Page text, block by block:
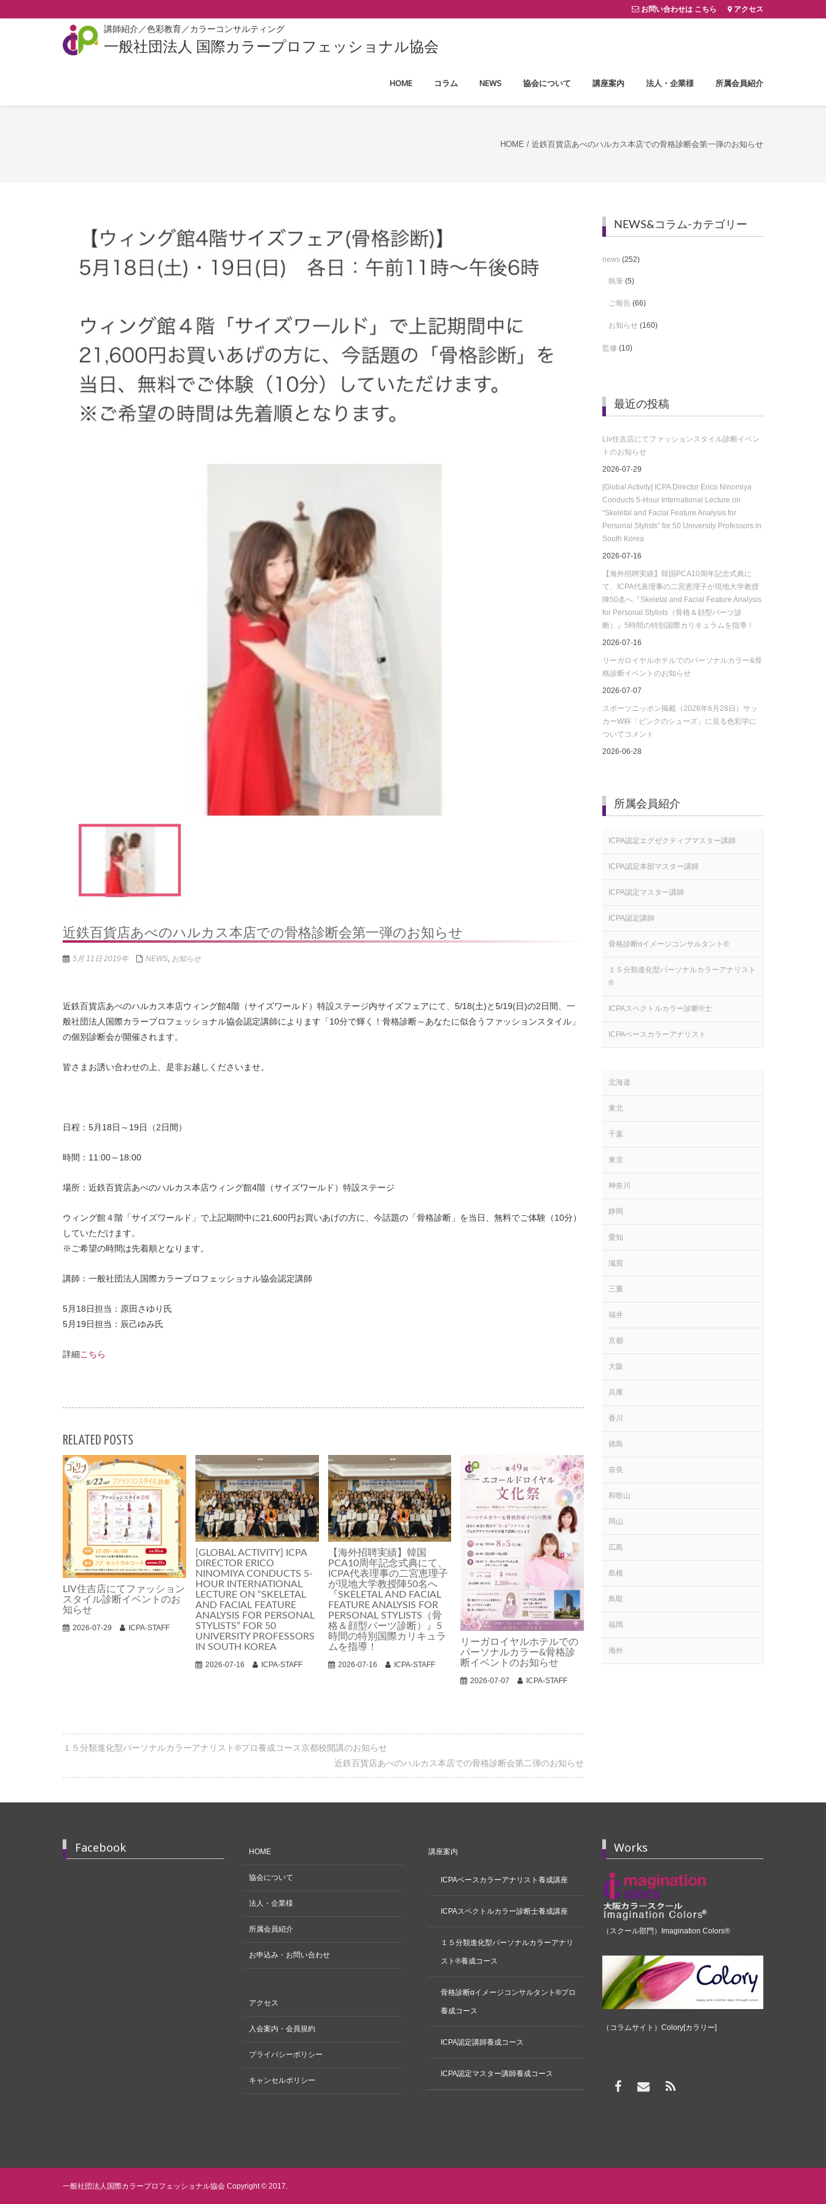
お問い合わせは こちら アクセス
講師紹介／色彩教育／カラーコンサルティング
一般社団法人 国際カラープロフェッショナル協会
HOME コラム NEWS 協会について 講座案内 法人・企業様 所属会員紹介
HOME / 近鉄百貨店あべのハルカス本店での骨格診断会第一弾のお知らせ
近鉄百貨店あべのハルカス本店での骨格診断会第一弾のお知らせ
5月 11日 2019年 NEWS お知らせ
近鉄百貨店あべのハルカス本店ウィング館4階（サイズワールド）特設ステージ内サイズフェアにて、5/18(土)と5/19(日)の2日間、一
般社団法人国際カラープロフェッショナル協会認定講師によります「10分で輝く！骨格診断～あなたに似合うファッションスタイル」
の個別診断会が開催されます。
皆さまお誘い合わせの上、是非お越しくださいませ。
日程：5月18日～19日（2日間）
時間：11:00～18:00
場所：近鉄百貨店あべのハルカス本店ウィング館4階（サイズワールド）特設ステージ
ウィング館４階「サイズワールド」で上記期間中に21,600円お買いあげの方に、今話題の「骨格診断」を当日、無料でご体験（10分）
していただけます。
※ご希望の時間は先着順となります。
講師：一般社団法人国際カラープロフェッショナル協会認定講師
5月18日担当：原田さゆり氏
5月19日担当：辰己ゆみ氏
詳細こちら
RELATED POSTS
LIV住吉店にてファッション
スタイル診断イベントのお
知らせ
2026-07-29 ICPA-STAFF
[GLOBAL ACTIVITY] ICPA
DIRECTOR ERICO
NINOMIYA CONDUCTS 5-
HOUR INTERNATIONAL
LECTURE ON “SKELETAL
AND FACIAL FEATURE
ANALYSIS FOR PERSONAL
STYLISTS” FOR 50
UNIVERSITY PROFESSORS
IN SOUTH KOREA
2026-07-16 ICPA-STAFF
【海外招聘実績】韓国
PCA10周年記念式典にて、
ICPA代表理事の二宮恵理子
が現地大学教授陣50名へ
『SKELETAL AND FACIAL
FEATURE ANALYSIS FOR
PERSONAL STYLISTS（骨
格＆顔型パーツ診断）』5
時間の特別国際カリキュラ
ムを指導！
2026-07-16 ICPA-STAFF
リーガロイヤルホテルでの
パーソナルカラー&骨格診
断イベントのお知らせ
2026-07-07 ICPA-STAFF
スポーツニッポン掲載
ーW杯「ピンクのシュー
１５分類進化型パーソナルカラーアナリスト®プロ養成コース京都校開講のお知らせ
近鉄百貨店あべのハルカス本店での骨格診断会第二弾のお知らせ
NEWS&コラム-カテゴリー
news(252)
執筆(5)
ご報告(66)
お知らせ (160)
監修 (10)
最近の投稿
Liv住吉店にてファッションスタイル診断イベン
トのお知らせ
2026-07-29
[Global Activity] ICPA Director Erico Ninomiya
Conducts 5-Hour International Lecture on
“Skeletal and Facial Feature Analysis for
Personal Stylists” for 50 University Professors in
South Korea
2026-07-16
【海外招聘実績】韓国PCA10周年記念式典に
て、ICPA代表理事の二宮恵理子が現地大学教授
陣50名へ『Skeletal and Facial Feature Analysis
for Personal Stylists（骨格＆顔型パーツ診
断）』5時間の特別国際カリキュラムを指導！
2026-07-16
リーガロイヤルホテルでのパーソナルカラー&骨
格診断イベントのお知らせ
2026-07-07
スポーツニッポン掲載（2026年6月28日）サッ
カーW杯「ピンクのシューズ」に見る色彩学に
ついてコメント
2026-06-28
所属会員紹介
ICPA認定エグゼクティブマスター講師
ICPA認定本部マスター講師
ICPA認定マスター講師
ICPA認定講師
骨格診断αイメージコンサルタント®
１５分類進化型パーソナルカラーアナリスト
®
ICPAスペクトルカラー診断®士
ICPAベースカラーアナリスト
北海道
東北
千葉
東京
神奈川
静岡
愛知
滋賀
三重
福井
京都
大阪
兵庫
香川
徳島
奈良
和歌山
岡山
広島
島根
鳥取
福岡
海外
Facebook HOME
協会について
法人・企業様
所属会員紹介
お申込み・お問い合わせ
アクセス
入会案内・会員規約
プライバシーポリシー
キャンセルポリシー
講座案内
ICPAベースカラーアナリスト養成講座
ICPAスペクトルカラー診断士養成講座
１５分類進化型パーソナルカラーアナリ
スト®養成コース
骨格診断αイメージコンサルタント®プロ
養成コース
ICPA認定講師養成コース
ICPA認定マスター講師養成コース
Works
（スクール部門）Imagination Colors®
（コラムサイト）Colory[カラリー]
一般社団法人国際カラープロフェッショナル協会 Copyright © 2017.